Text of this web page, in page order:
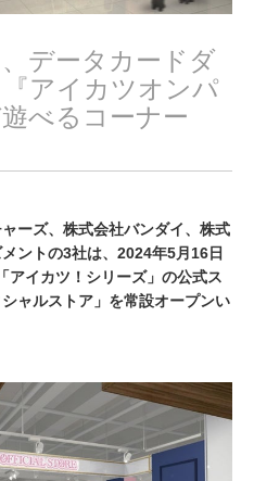
データカードダ
アイカツオンパ
べるコーナー
ーズ、株式会社バンダイ、株式
ントの3社は、2024年5月16日
イカツ！シリーズ」の公式ス
ャルストア」を常設オープンい